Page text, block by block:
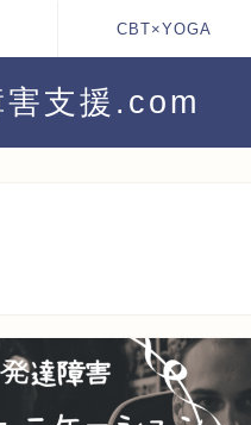
CBT×YOGA
害支援.com